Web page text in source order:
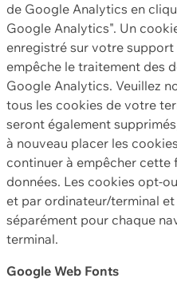
de Google Analytics en
Google Analytics". Un
enregistré sur votre support
empêche le traitement des
Google Analytics. Veuillez
tous les cookies de votre
seront également
à nouveau placer les
continuer à empêcher
données. Les cookies opt-
et par ordinateur/terminal
séparément pour chaque
terminal.
Google Web Fonts